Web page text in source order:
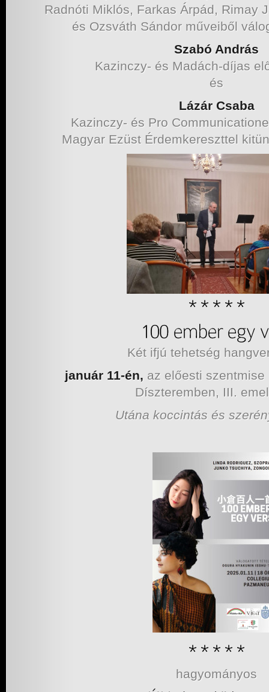
Radnóti Miklós, Farkas Árpád, Rimay
és Ozsváth Sándor műveiből
Szabó András
Kazinczy- és Madách-díjas
és
Lázár Csaba
Kazinczy- és Pro
Magyar Ezüst Érdemkereszttel
Két ifjú tehetség
január 11-én, az előesti szentmise
Díszteremben, III.
Utána koccintás és
hagyományos